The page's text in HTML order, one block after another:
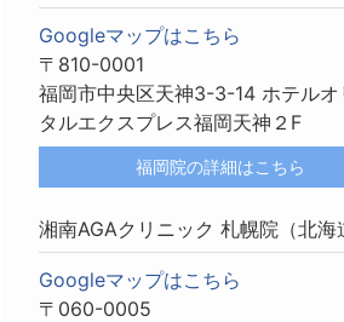
Googleマップはこちら
〒810-0001
福岡市中央区天神3-3-14 ホテルオ
タルエクスプレス福岡天神２F
福岡院の詳細はこちら
湘南AGAクリニック 札幌院（北海
Googleマップはこちら
〒060-0005